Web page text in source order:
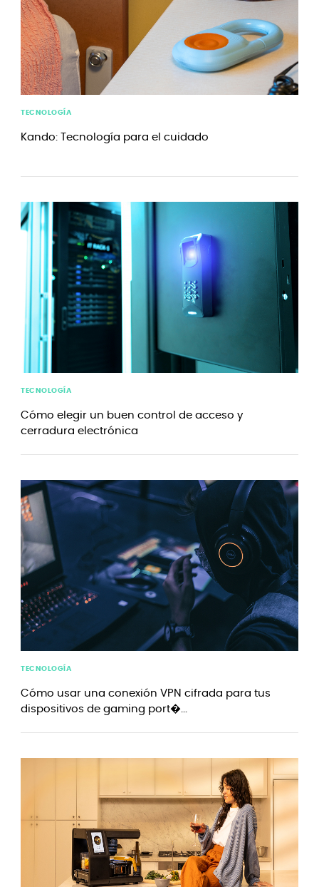
TECNOLOGÍA
Kando: Tecnología para el cuidado
TECNOLOGÍA
Cómo elegir un buen control de acceso y
cerradura electrónica
TECNOLOGÍA
Cómo usar una conexión VPN cifrada para tus
dispositivos de gaming port�...